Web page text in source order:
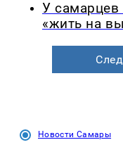
У самарцев
«жить на
Новости Самары